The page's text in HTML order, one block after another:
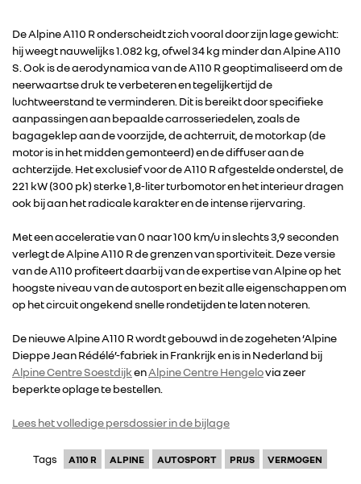
RENAULT GROUP
RENAULT
ALPINE
ALLIANCE
FOTO’S & VIDEO’S
De Alpine A110 R onderscheidt zich vooral door zijn lage gewicht:
hij weegt nauwelijks 1.082 kg, ofwel 34 kg minder dan Alpine A110
S. Ook is de aerodynamica van de A110 R geoptimaliseerd om de
neerwaartse druk te verbeteren en tegelijkertijd de
luchtweerstand te verminderen. Dit is bereikt door specifieke
aanpassingen aan bepaalde carrosseriedelen, zoals de
bagageklep aan de voorzijde, de achterruit, de motorkap (de
motor is in het midden gemonteerd) en de diffuser aan de
achterzijde. Het exclusief voor de A110 R afgestelde onderstel, de
221 kW (300 pk) sterke 1,8-liter turbomotor en het interieur dragen
ook bij aan het radicale karakter en de intense rijervaring.
Met een acceleratie van 0 naar 100 km/u in slechts 3,9 seconden
verlegt de Alpine A110 R de grenzen van sportiviteit. Deze versie
van de A110 profiteert daarbij van de expertise van Alpine op het
hoogste niveau van de autosport en bezit alle eigenschappen om
op het circuit ongekend snelle rondetijden te laten noteren.
De nieuwe Alpine A110 R wordt gebouwd in de zogeheten ‘Alpine
Dieppe Jean Rédélé’-fabriek in Frankrijk en is in Nederland bij
Alpine Centre SoestdijkenAlpine Centre Hengelovia zeer
beperkte oplage te bestellen.
Lees het volledige persdossier in de bijlage
Tags A110 R ALPINE AUTOSPORT PRIJS VERMOGEN